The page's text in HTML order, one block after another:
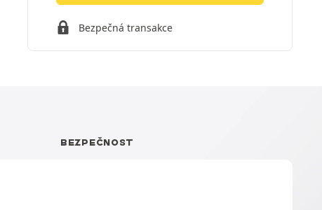
Bezpečná transakce
BEZPEČNOST